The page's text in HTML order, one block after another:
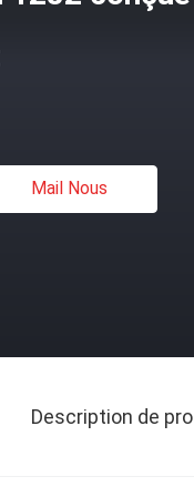
Mail Nous
Description de